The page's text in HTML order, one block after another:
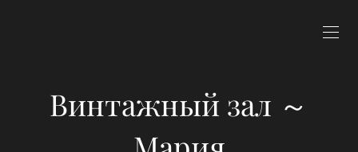
Винтажный зал ～